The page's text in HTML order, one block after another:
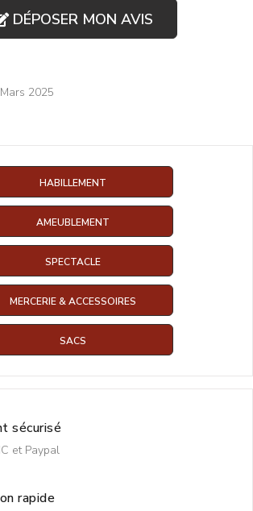
DÉPOSER MON AVIS
2025
HABILLEMENT
AMEUBLEMENT
SPECTACLE
MERCERIE & ACCESSOIRES
SACS
sécurisé
et Paypal
rapide